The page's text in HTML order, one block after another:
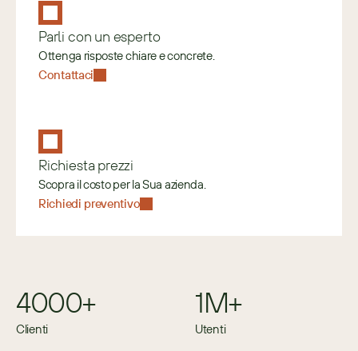
Parli con un esperto
Ottenga risposte chiare e concrete.
Contattaci
Richiesta prezzi
Scopra il costo per la Sua azienda.
Richiedi preventivo
4000+
Clienti
1M+
Utenti